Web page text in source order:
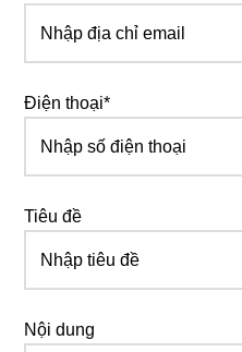
Điện thoại*
Tiêu đề
Nội dung